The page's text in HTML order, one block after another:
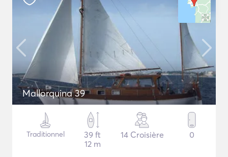
Mallorquina 39
Traditionnel
39 ft
12 m
14 Croisière 0